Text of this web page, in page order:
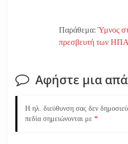
Παράθεμα:Ύμνος
πρεσβευτή των
Αφήστε μια
Η ηλ. διεύθυνση σας δεν
πεδία σημειώνονται με *